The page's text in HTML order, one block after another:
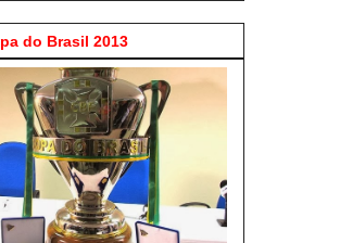
do Brasil 2013